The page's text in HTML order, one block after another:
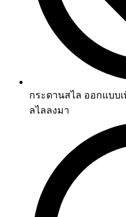
กระดานสไล ออกแบบ
ลไลลงมา